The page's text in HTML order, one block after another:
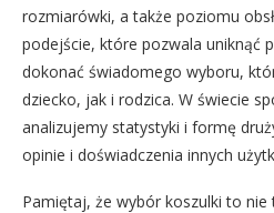
rozmiarówki, a także poziomu
podejście, które pozwala uniknąć
dokonać świadomego wyboru,
dziecko, jak i rodzica. W świecie
analizujemy statystyki i formę
opinie i doświadczenia innych
Pamiętaj, że wybór koszulki to